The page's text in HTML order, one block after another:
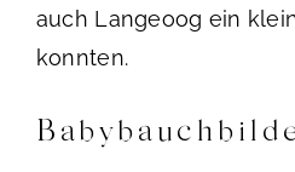
auch Langeoog ein
konnten.